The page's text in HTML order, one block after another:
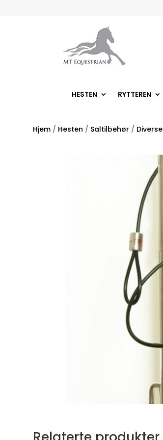
HESTEN RYTTEREN
Hjem / Hesten / Saltilbehør / Diverse